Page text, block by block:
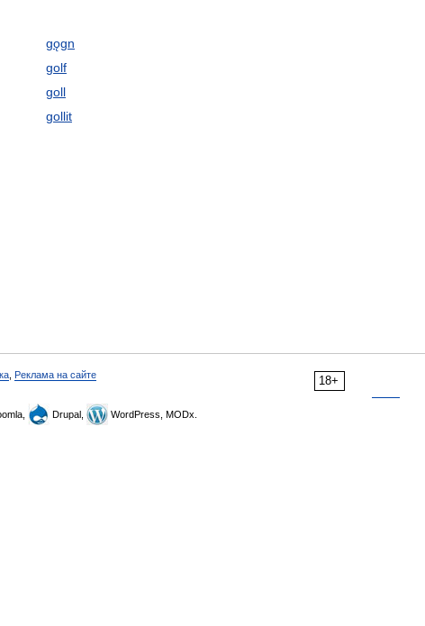
gǫgn
golf
goll
gollit
18+
Реклама на сайте
Drupal, WordPress, MODx.